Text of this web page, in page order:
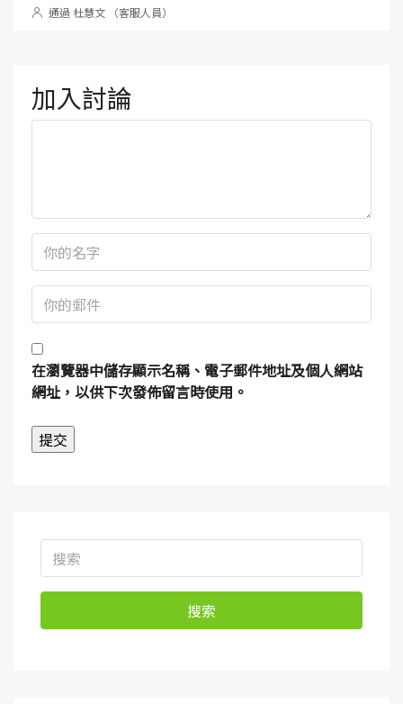
通過 杜慧文 （客服人員）
加入討論
在瀏覽器中儲存顯示名稱、電子郵件地址及個人網站
網址，以供下次發佈留言時使用。
搜索